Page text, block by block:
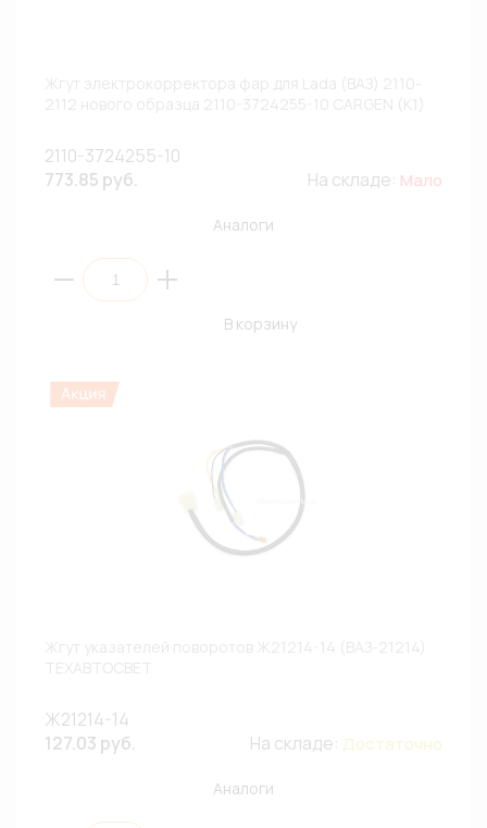
2110-3724255-10
773.85 руб.
На складе: Мало
Аналоги
В корзину
Ж21214-14
127.03 руб.
На складе: Достаточно
Аналоги